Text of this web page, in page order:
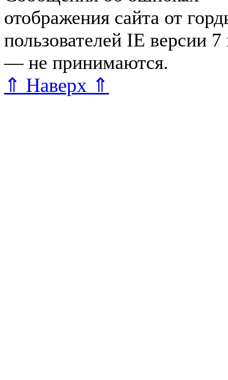
отображения сайта от
пользователей IE версии
— не принимаются.
⇑ Наверх ⇑